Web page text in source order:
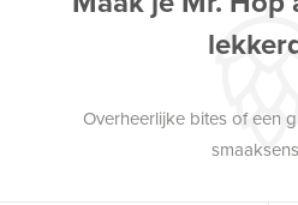
Overheerlijke bites of een